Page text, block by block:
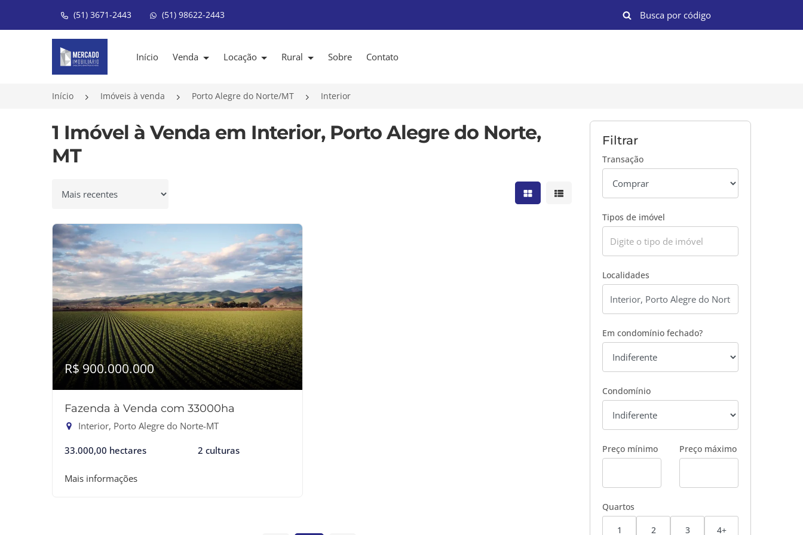
(51) 3671-2443 (51) 98622-2443
Página inicial
Início Venda Locação Rural Sobre Contato
Início Imóveis à venda Porto Alegre do Norte/MT Interior
1 Imóvel à Venda em Interior, Porto Alegre do Norte,
MT
Ordenar por Mostrar resultados em grade
Mostrar resultados em lista
R$ 900.000.000
Fazenda à Venda com 33000ha
Interior, Porto Alegre do Norte-MT
33.000,00 hectares 2 culturas
Mais informações
Filtrar
Transação
Tipos de imóvel
Localidades
Em condomínio fechado?
Condomínio
Preço mínimo Preço máximo
Quartos
1 2 3 4+